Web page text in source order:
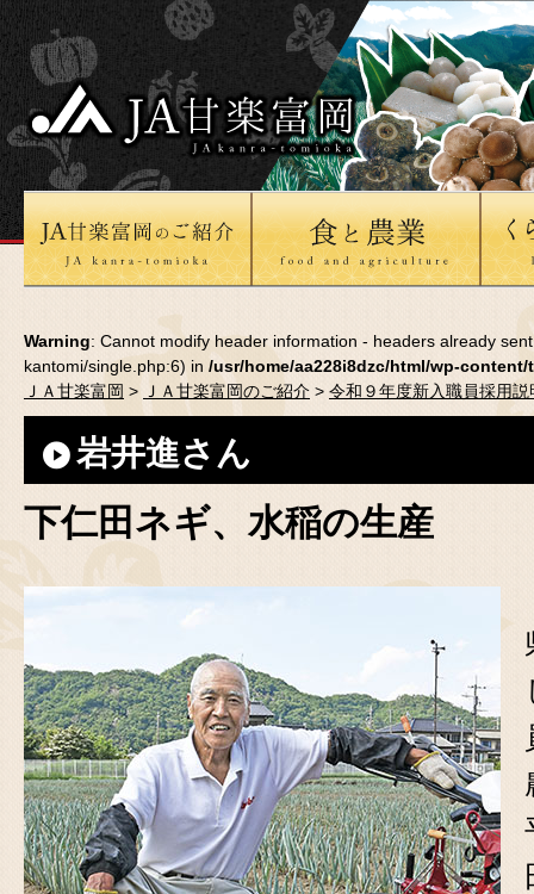
Warning: Cannot modify header information - headers already
kantomi/single.php:6) in /usr/home/aa228i8dzc/html/wp-
ＪＡ甘楽富岡 > ＪＡ甘楽富岡のご紹介 > 令和９年度新入職員採用説
岩井進さん
下仁田ネギ、水稲の生産